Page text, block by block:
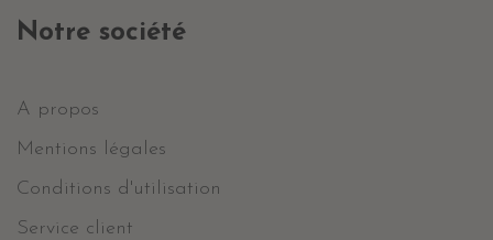
Notre société
A propos
Mentions légales
Conditions d'utilisation
Service client